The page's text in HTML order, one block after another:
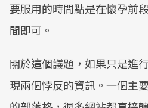
要服用的時間點是在懷孕前
間即可。
關於這個議題，如果只是進
現兩個悖反的資訊。一個主